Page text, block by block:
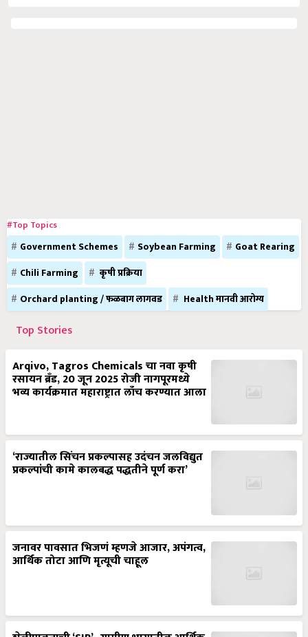
#Top Topics
Government Schemes Soybean Farming
Goat Rearing
Chili Farming
कृषी प्रक्रिया
Orchard planting / फळबाग लागवड
Health मानवी आरोग्य
Top Stories
Arqivo, Tagros Chemicals चा नवा कृषी
रसायन ब्रँड, 20 जून 2025 रोजी नागपूरमध्ये
भव्य कार्यक्रमात महाराष्ट्रात लाँच करण्यात आला
‘राज्यातील सिंचन प्रकल्पासह उदंचन जलविद्युत
प्रकल्पांची कामे कालबद्ध पद्धतीने पूर्ण करा’
जनावर पावसात भिजणं म्हणजे आजार, अपंगत्व,
आर्थिक तोटा आणि मृत्यूची चाहूल